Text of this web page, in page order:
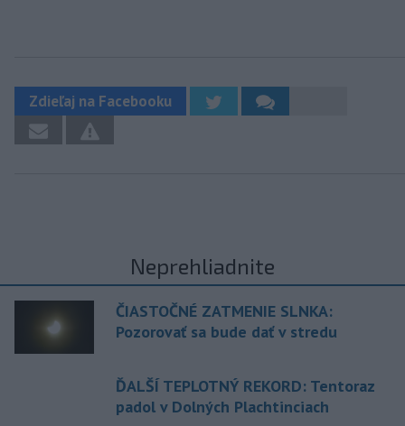
Zdieľaj na Facebooku
Neprehliadnite
ČIASTOČNÉ ZATMENIE SLNKA:
Pozorovať sa bude dať v stredu
ĎALŠÍ TEPLOTNÝ REKORD: Tentoraz
padol v Dolných Plachtinciach